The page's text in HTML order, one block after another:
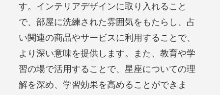
す。インテリアデザインに取り入れること
で、部屋に洗練された雰囲気をもたらし、占
い関連の商品やサービスに利用することで、
より深い意味を提供します。また、教育や学
習の場で活用することで、星座についての理
解を深め、学習効果を高めることができま